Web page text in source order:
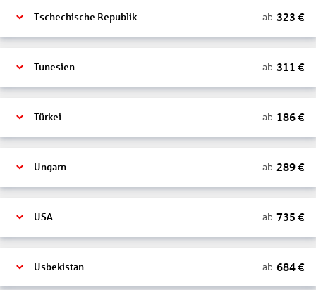
Tschechische Republik ab 323 €
Tunesien ab 311 €
Türkei ab 186€
Ungarn ab 289€
USA ab 735 €
Usbekistan ab 684€